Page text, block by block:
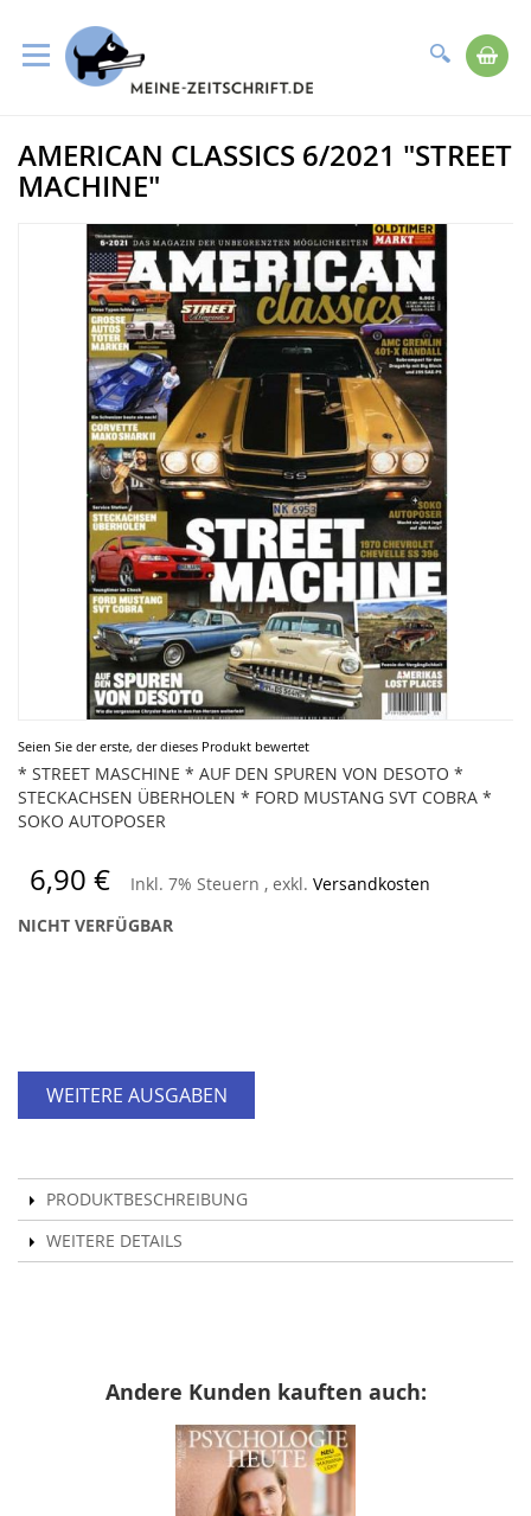
Suche
zum
Inhalt
Seien Sie der erste, der dieses Produkt bewertet
* STREET MASCHINE * AUF DEN SPUREN VON DESOTO *
STECKACHSEN ÜBERHOLEN * FORD MUSTANG SVT COBRA *
SOKO AUTOPOSER
6,90 € Inkl. 7% Steuern , exkl. Versandkosten
NICHT VERFÜGBAR
WEITERE AUSGABEN
PRODUKTBESCHREIBUNG
WEITERE DETAILS
Zum
Ende
der
Bildergalerie
AMERICAN CLASSICS 6/2021 "STREET
MACHINE"
Zum
Anfang
der
Bildergalerie
Andere Kunden kauften auch: